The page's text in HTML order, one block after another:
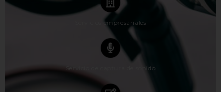
Servicios empresariales
Servicio de captura de sonido